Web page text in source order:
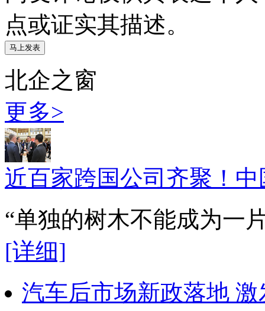
点或证实其描述。
北企之窗
更多>
近百家跨国公司齐聚！
“单独的树木不能成为一
[详细]
汽车后市场新政落地